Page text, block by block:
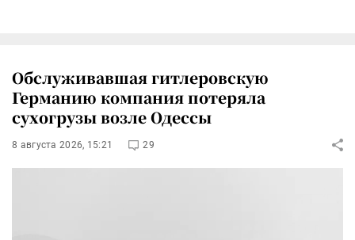
Обслуживавшая гитлеровскую
Германию компания потеряла
сухогрузы возле Одессы
8 августа 2026, 15:21 29